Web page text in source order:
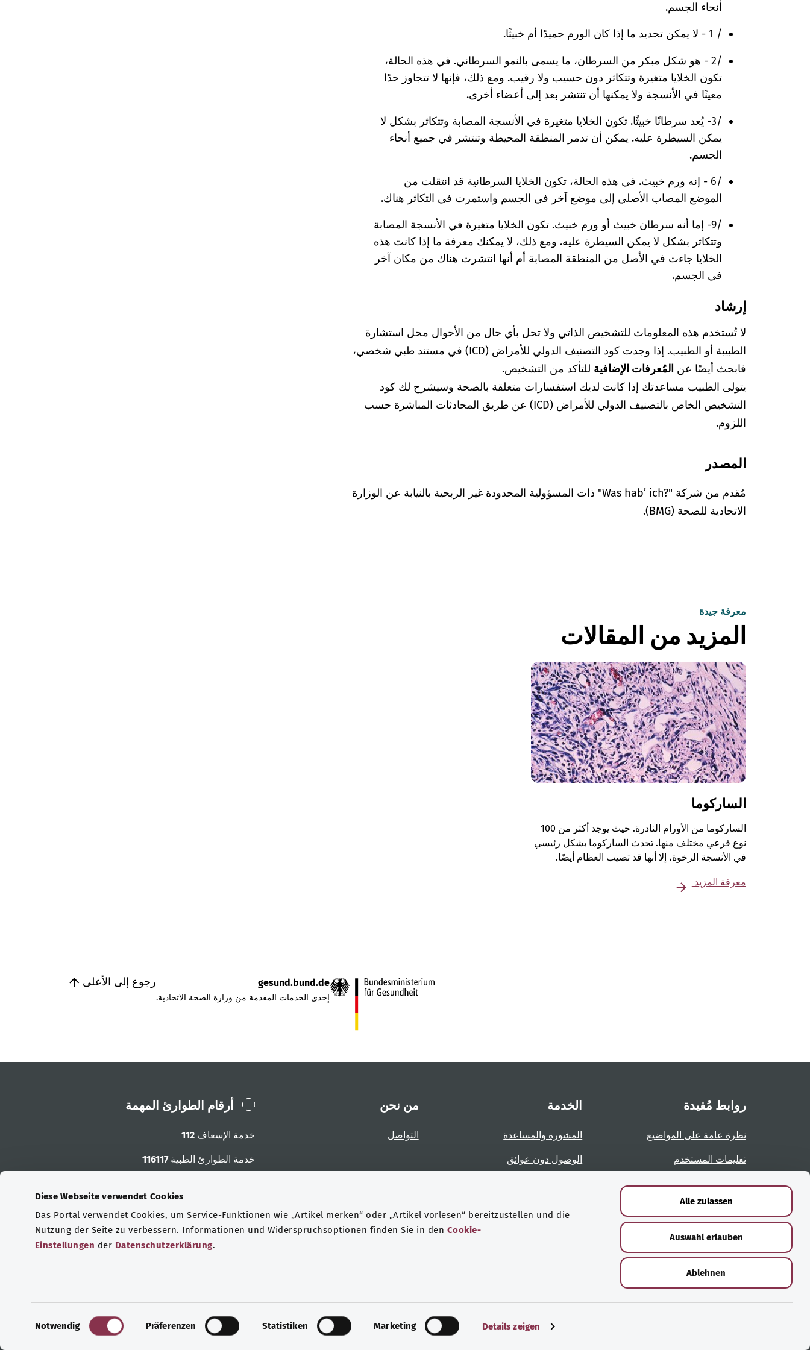
Diese Webseite verwendet Cookies
Das Portal verwendet Cookies, um Service-Funktionen wie „Artikel merken“ oder „Artikel vorlesen“ bereitzustellen und die
Nutzung der Seite zu verbessern. Informationen und Widerspruchsoptionen finden Sie in den Cookie-
Einstellungen der Datenschutzerklärung.
Notwendig Präferenzen Statistiken Marketing Details zeigen
Alle zulassen
Auswahl erlauben
Ablehnen
أنحاء الجسم.
/ 1 - لا يمكن تحديد ما إذا كان الورم حميدًا أم خبيثًا.
/2 - هو شكل مبكر من السرطان، ما يسمى بالنمو السرطاني. في هذه الحالة،
تكون الخلايا متغيرة وتتكاثر دون حسيب ولا رقيب. ومع ذلك، فإنها لا تتجاوز حدًا
معينًا في الأنسجة ولا يمكنها أن تنتشر بعد إلى أعضاء أخرى.
/3- يُعد سرطانًا خبيثًا. تكون الخلايا متغيرة في الأنسجة المصابة وتتكاثر بشكل لا
يمكن السيطرة عليه. يمكن أن تدمر المنطقة المحيطة وتنتشر في جميع أنحاء
الجسم.
/6 - إنه ورم خبيث. في هذه الحالة، تكون الخلايا السرطانية قد انتقلت من
الموضع المصاب الأصلي إلى موضع آخر في الجسم واستمرت في التكاثر هناك.
/9- إما أنه سرطان خبيث أو ورم خبيث. تكون الخلايا متغيرة في الأنسجة المصابة
وتتكاثر بشكل لا يمكن السيطرة عليه. ومع ذلك، لا يمكنك معرفة ما إذا كانت هذه
الخلايا جاءت في الأصل من المنطقة المصابة أم أنها انتشرت هناك من مكان آخر
في الجسم.
إرشاد
لا تُستخدم هذه المعلومات للتشخيص الذاتي ولا تحل بأي حال من الأحوال محل استشارة
الطبيبة أو الطبيب. إذا وجدت كود التصنيف الدولي للأمراض (ICD) في مستند طبي شخصي،
فابحث أيضًا عن المُعرفات الإضافية للتأكد من التشخيص.
يتولى الطبيب مساعدتك إذا كانت لديك استفسارات متعلقة بالصحة وسيشرح لك كود
التشخيص الخاص بالتصنيف الدولي للأمراض (ICD) عن طريق المحادثات المباشرة حسب
اللزوم.
المصدر
مُقدم من شركة "Was hab’ ich?‎" ذات المسؤولية المحدودة غير الربحية بالنيابة عن الوزارة
الاتحادية للصحة (BMG).
معرفة جيدة
المزيد من المقالات
الساركوما
الساركوما من الأورام النادرة. حيث يوجد أكثر من 100
نوع فرعي مختلف منها. تحدث الساركوما بشكل رئيسي
في الأنسجة الرخوة، إلا أنها قد تصيب العظام أيضًا.
معرفة المزيد
رجوع إلى الأعلى gesund.bund.de
إحدى الخدمات المقدمة من وزارة الصحة الاتحادية.
روابط مُفيدة
نظرة عامة على المواضيع
تعليمات المستخدم
نظرة عامة على الصفحات
الخدمة
المشورة والمساعدة
الوصول دون عوائق
من نحن
التواصل
أرقام الطوارئ المهمة
خدمة الإسعاف 112
خدمة الطوارئ الطبية116117
الشهادات
هيئة التحرير